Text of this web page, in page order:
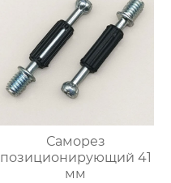
Саморез
позиционирующий 41
мм